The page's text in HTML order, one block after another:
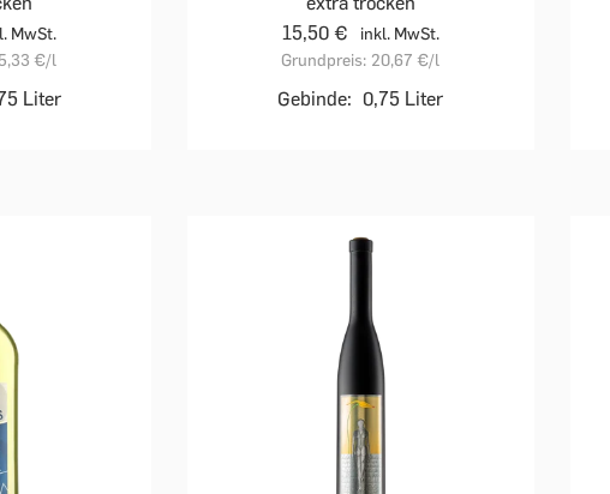
MwSt.
€/l
Liter
15,50 €
inkl. MwSt.
Grundpreis: 20,67 €/l
Gebinde: 0,75 Liter